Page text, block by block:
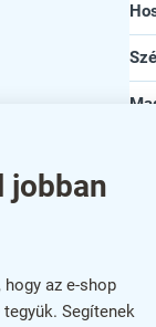
jobban
az e-shop
Segítenek
ahol
és az
hogy ki